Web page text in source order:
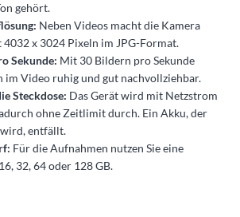
gehört.
Neben Videos macht die Kamera
x 3024 Pixeln im JPG-Format.
Sekunde: Mit 30 Bildern pro Sekunde
im Video ruhig und gut nachvollziehbar.
Steckdose: Das Gerät wird mit Netzstrom
ohne Zeitlimit durch. Ein Akku, der
entfällt.
Für die Aufnahmen nutzen Sie eine
32, 64 oder 128 GB.